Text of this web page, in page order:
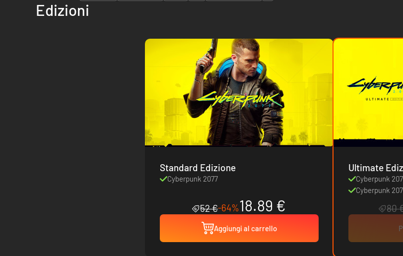
Edizioni
Standard Edizione
Cyberpunk 2077
52 €-64%18.89 €
Aggiungi al carrello
Cyberpunk
Cyberpunk
80